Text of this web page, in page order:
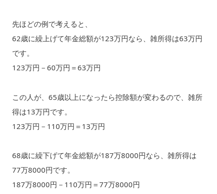
先ほどの例で考えると、
62歳に繰上げて年金総額が123万円なら、雑所得は63万円
です。
123万円－60万円＝63万円
この人が、65歳以上になったら控除額が変わるので、雑所
得は13万円です。
123万円－110万円＝13万円
68歳に繰下げて年金総額が187万8000円なら、雑所得は
77万8000円です。
187万8000円－110万円＝77万8000円